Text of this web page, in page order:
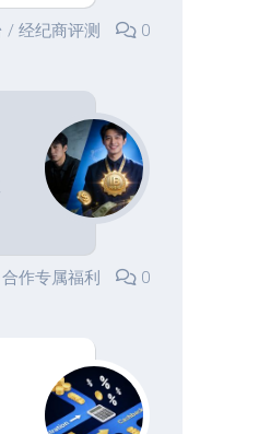
/ 经纪商评测 0
合作专属福利
0